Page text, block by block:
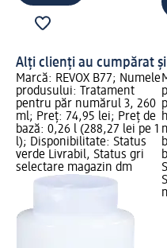
Alți clienți au cumpărat și
Marcă: REVOX B77; Numele
produsului: Tratament
pentru păr numărul 3, 260
ml; Preț: 74,95 lei; Preț de
bază: 0,26 l (288,27 lei pe 1
l); Disponibilitate: Status
verde Livrabil, Status gri
selectare magazin dm